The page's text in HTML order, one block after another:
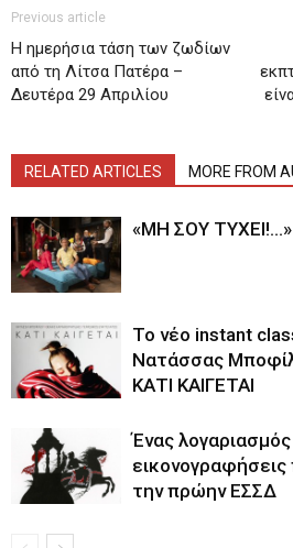
Previous article
H ημερήσια τάση των ζωδίων
από τη Λίτσα Πατέρα –
Δευτέρα 29 Απριλίου
RELATED ARTICLES MORE FROM
«ΜΗ ΣΟΥ ΤΥΧΕΙ!…»
Το νέο instant
Νατάσσας
ΚΑΤΙ ΚΑΙΓΕΤΑΙ
Ένας
εικονογραφήσεις
την πρώην ΕΣΣΔ